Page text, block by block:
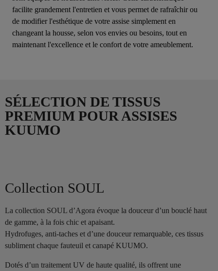
facilite grandement l'entretien et vous permet de rafraîchir ou
de modifier l'esthétique de votre assise simplement en
changeant la housse, selon vos envies ou besoins, tout en
maintenant l'excellence et le confort de votre ameublement.
SÉLECTION DE TISSUS
PREMIUM POUR ASSISES
KUUMO
Collection SOUL
La collection SOUL d’Agora évoque la douceur d’un bouclé haut
de gamme, à la fois chic et apaisant.
Hydrofuges, anti-taches et d’une douceur remarquable, ces tissus
subliment chaque fauteuil et canapé KUUMO.
Dotés d’un traitement UV de haute qualité, ils offrent une